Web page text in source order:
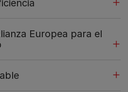
Europea para el